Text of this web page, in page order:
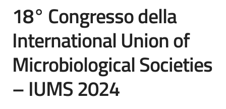
18° Congresso della
International Union of
Microbiological Societies
– IUMS 2024